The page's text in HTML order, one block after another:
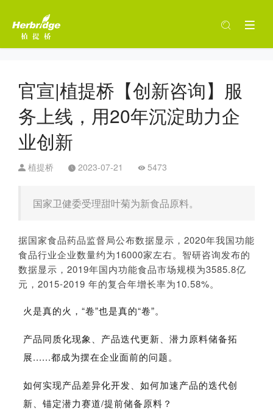
官宣|植提桥【创新咨询】服
务上线，用20年沉淀助力企
业创新
植提桥 2023-07-21 5473
国家卫健委受理甜叶菊为新食品原料。
据国家食品药品监督局公布数据显示，2020年我国功能
食品行业企业数量约为16000家左右。智研咨询发布的
数据显示，2019年国内功能食品市场规模为3585.8亿
元，2015-2019 年的复合年增长率为10.58%。
火是真的火，“卷”也是真的“卷”。
产品同质化现象、产品迭代更新、潜力原料储备拓
展......都成为摆在企业面前的问题。
如何实现产品差异化开发、如何加速产品的迭代创
新、锚定潜力赛道/提前储备原料？